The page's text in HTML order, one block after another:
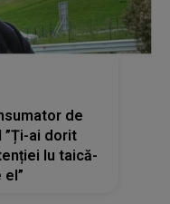
de
”Ți-ai dorit
lu taică-